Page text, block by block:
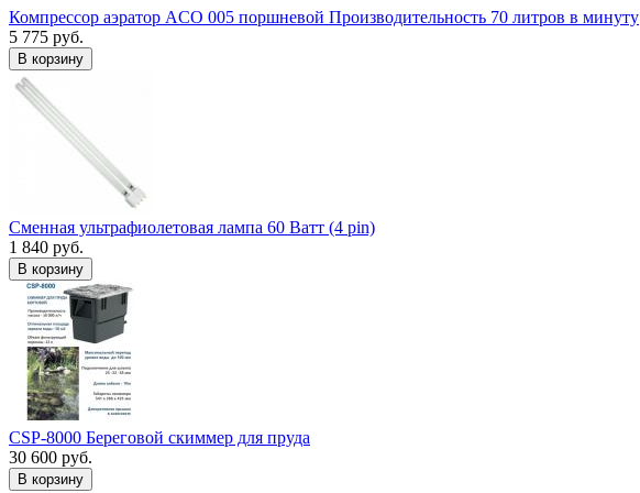
Компрессор аэратор ACO 005 поршневой Производительность 70 литров в минуту
5 775 руб.
В корзину
Сменная ультрафиолетовая лампа 60 Ватт (4 pin)
1 840 руб.
В корзину
CSP-8000 Береговой скиммер для пруда
30 600 руб.
В корзину